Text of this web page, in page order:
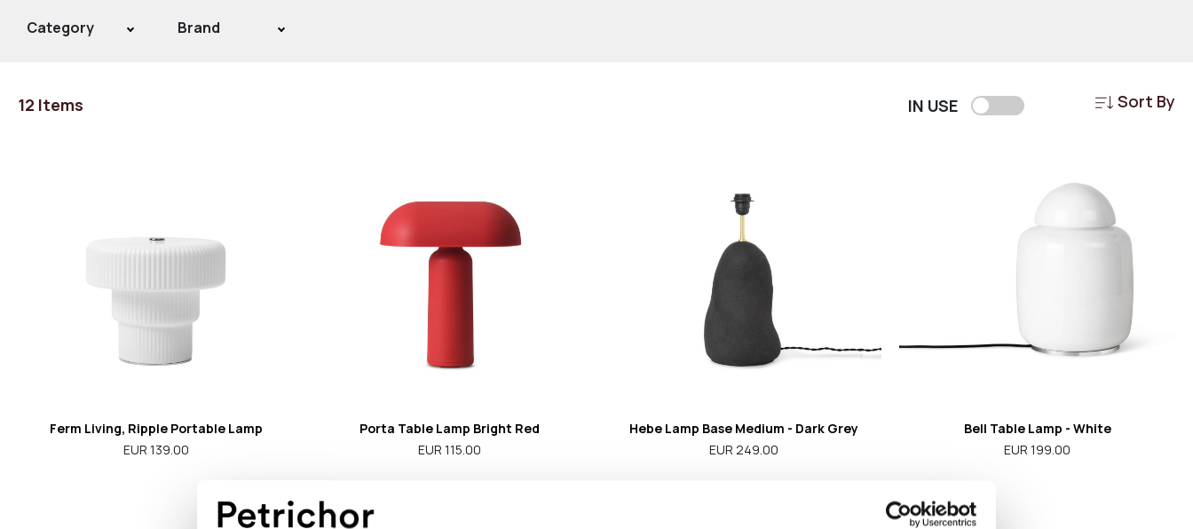
Category Brand
12 Items Sort By
IN USE
Ferm Living, Ripple Portable Lamp
EUR 139.00
Porta Table Lamp Bright Red
EUR 115.00
Hebe Lamp Base Medium - Dark Grey
EUR 249.00
Bell Table Lamp - White
EUR 199.00